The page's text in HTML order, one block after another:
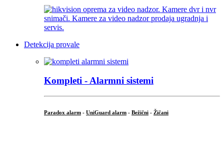
Detekcija provale
Kompleti - Alarmni sistemi
Paradox alarm - UniGuard alarm - Bežični - Žičani